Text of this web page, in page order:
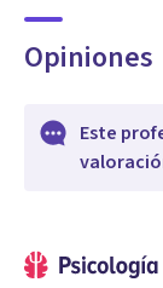
Opiniones
Este